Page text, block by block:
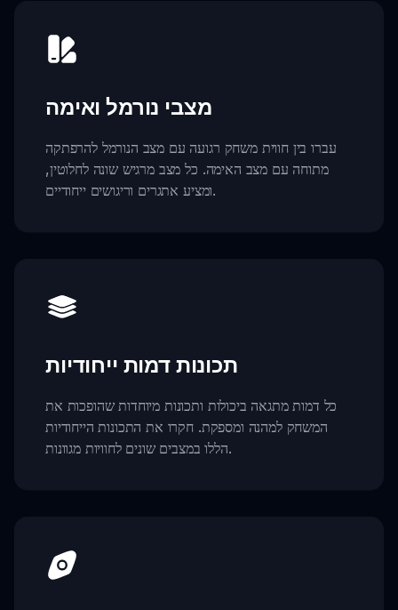
מצבי נורמל ואימה
עברו בין חווית משחק רגועה עם מצב הנורמל להרפתקה
מתוחה עם מצב האימה. כל מצב מרגיש שונה לחלוטין,
ומציע אתגרים וריגושים ייחודיים.
תכונות דמות ייחודיות
כל דמות מתגאה ביכולות ותכונות מיוחדות שהופכות את
המשחק למהנה ומספקת. חקרו את התכונות הייחודיות
הללו במצבים שונים לחוויות מגוונות.